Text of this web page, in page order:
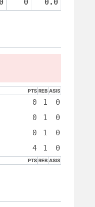
0 0.0
PTS REB ASIS
0 1 0
0 1 0
0 1 0
4 1 0
PTS REB ASIS